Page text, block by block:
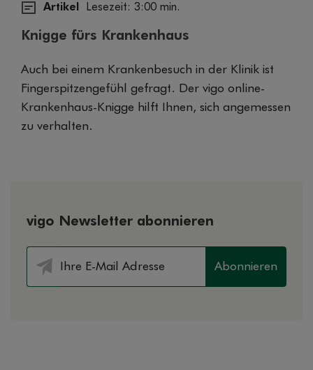
Artikel Lesezeit: 3:00 min.
Knigge fürs Krankenhaus
Auch bei einem Krankenbesuch in der Klinik ist
Fingerspitzengefühl gefragt. Der vigo online-
Krankenhaus-Knigge hilft Ihnen, sich angemessen
zu verhalten.
vigo Newsletter abonnieren
Abonnieren